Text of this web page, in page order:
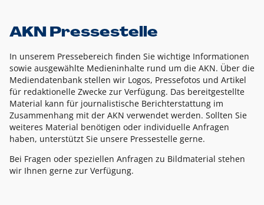
AKN Pressestelle
In unserem Pressebereich finden Sie wichtige Informationen
sowie ausgewählte Medieninhalte rund um die AKN. Über die
Mediendatenbank stellen wir Logos, Pressefotos und Artikel
für redaktionelle Zwecke zur Verfügung. Das bereitgestellte
Material kann für journalistische Berichterstattung im
Zusammenhang mit der AKN verwendet werden. Sollten Sie
weiteres Material benötigen oder individuelle Anfragen
haben, unterstützt Sie unsere Pressestelle gerne.
Bei Fragen oder speziellen Anfragen zu Bildmaterial stehen
wir Ihnen gerne zur Verfügung.